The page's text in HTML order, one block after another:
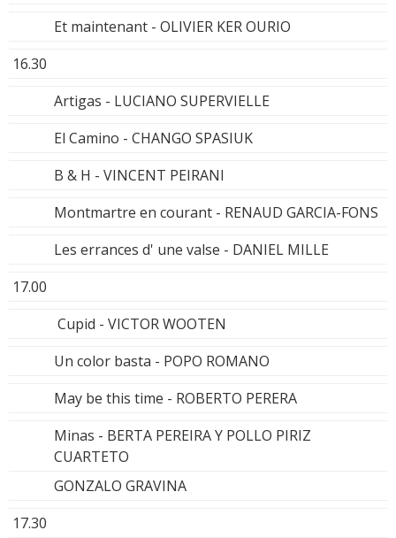
Et maintenant - OLIVIER KER OURIO
16.30
Artigas - LUCIANO SUPERVIELLE
El Camino - CHANGO SPASIUK
B & H - VINCENT PEIRANI
Montmartre en courant - RENAUD GARCIA-FONS
Les errances d' une valse - DANIEL MILLE
17.00
Cupid - VICTOR WOOTEN
Un color basta - POPO ROMANO
May be this time - ROBERTO PERERA
Minas - BERTA PEREIRA Y POLLO PIRIZ
CUARTETO
GONZALO GRAVINA
17.30